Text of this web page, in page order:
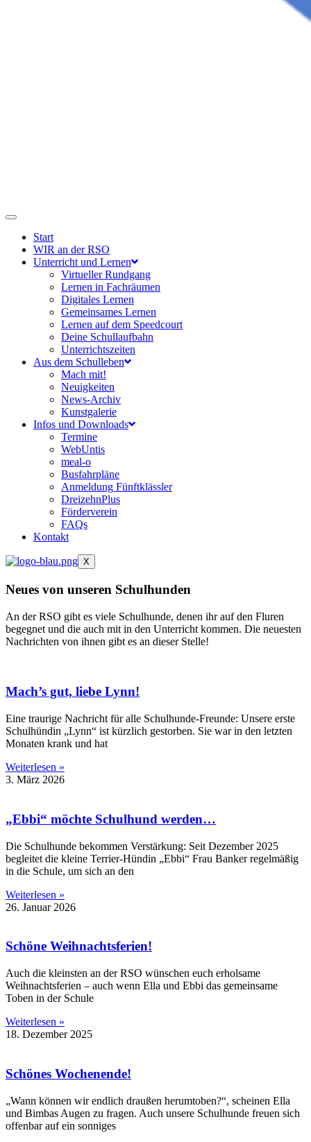
Start
WIR an der RSO
Unterricht und Lernen
Virtueller Rundgang
Lernen in Fachräumen
Digitales Lernen
Gemeinsames Lernen
Lernen auf dem Speedcourt
Deine Schullaufbahn
Unterrichtszeiten
Aus dem Schulleben
Mach mit!
Neuigkeiten
News-Archiv
Kunstgalerie
Infos und Downloads
Termine
WebUntis
meal-o
Busfahrpläne
Anmeldung Fünftklässler
DreizehnPlus
Förderverein
FAQs
Kontakt
X
Neues von unseren Schulhunden
An der RSO gibt es viele Schulhunde, denen ihr auf den Fluren
begegnet und die auch mit in den Unterricht kommen. Die neuesten
Nachrichten von ihnen gibt es an dieser Stelle!
Mach’s gut, liebe Lynn!
Eine traurige Nachricht für alle Schulhunde-Freunde: Unsere erste
Schulhündin „Lynn“ ist kürzlich gestorben. Sie war in den letzten
Monaten krank und hat
Weiterlesen »
3. März 2026
„Ebbi“ möchte Schulhund werden…
Die Schulhunde bekommen Verstärkung: Seit Dezember 2025
begleitet die kleine Terrier-Hündin „Ebbi“ Frau Banker regelmäßig
in die Schule, um sich an den
Weiterlesen »
26. Januar 2026
Schöne Weihnachtsferien!
Auch die kleinsten an der RSO wünschen euch erholsame
Weihnachtsferien – auch wenn Ella und Ebbi das gemeinsame
Toben in der Schule
Weiterlesen »
18. Dezember 2025
Schönes Wochenende!
„Wann können wir endlich draußen herumtoben?“, scheinen Ella
und Bimbas Augen zu fragen. Auch unsere Schulhunde freuen sich
offenbar auf ein sonniges